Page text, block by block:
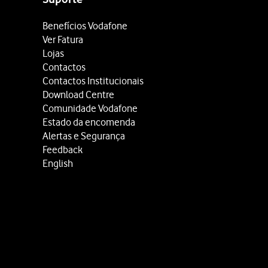
Benefícios Vodafone
Ver Fatura
Lojas
Contactos
Contactos Institucionais
Download Centre
Comunidade Vodafone
Estado da encomenda
Alertas e Segurança
Feedback
English